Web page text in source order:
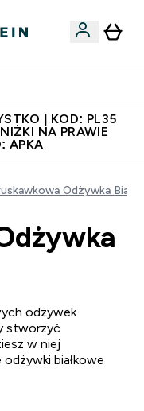
| KOD: PL35
NA PRAWIE
APKA
Odżywka
odżywek
stworzyć
w niej
białkowe